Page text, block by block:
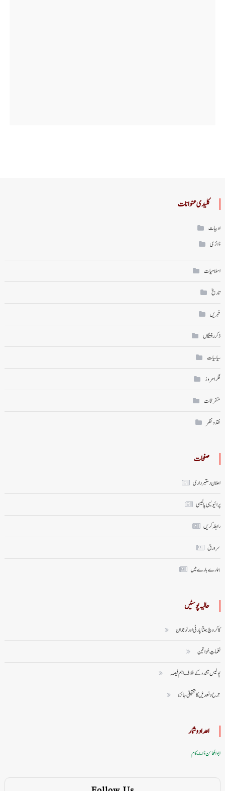
کلیدی عنوانات
ادبیات
ڈائری
اسلامیات
تاریخ
خبریں
ذکر رفتگاں
سیاسیات
فکر امروز
متفرقات
نقد ونظر
صفحات
اعلان دستبرداری
پرائیویسی پالیسی
رابطہ کریں
سر ورق
ہمارے بارے میں
حالیہ پوسٹیں
کاکروچ جنتا پارٹی اور نوجوان
نغماتِ خواتین
پولیس تشدد کے خلاف اہم فیصلہ
جرح و تعدیل کا تحقیقی جائزہ
اعداد وشمار
ابوالمحاسن ڈاٹ کام